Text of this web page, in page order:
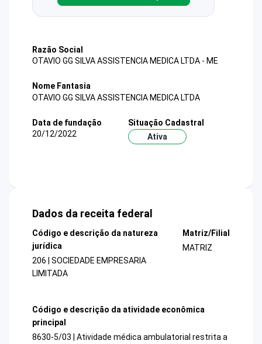
Razão Social
OTAVIO GG SILVA ASSISTENCIA MEDICA LTDA - ME
Nome Fantasia
OTAVIO GG SILVA ASSISTENCIA MEDICA LTDA
Data de fundação
20/12/2022
Situação Cadastral
Ativa
Dados da receita federal
Código e descrição da natureza
jurídica
206 | SOCIEDADE EMPRESARIA
LIMITADA
Matriz/Filial
MATRIZ
Código e descrição da atividade econômica
principal
8630-5/03 | Atividade médica ambulatorial restrita a